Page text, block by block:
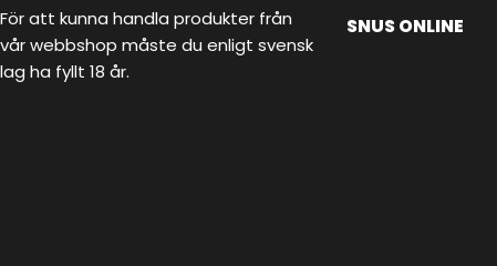
För att kunna handla produkter från
vår webbshop måste du enligt svensk
lag ha fyllt 18 år.
SNUS ONLINE